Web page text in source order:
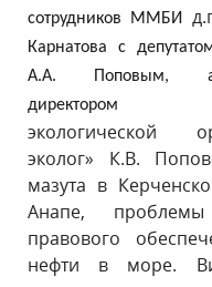
сотрудников ММБИ
Карнатова с
А.А.
экологической
эколог» К.В.
мазута в
Анапе, проблемы
правового
нефти в море.